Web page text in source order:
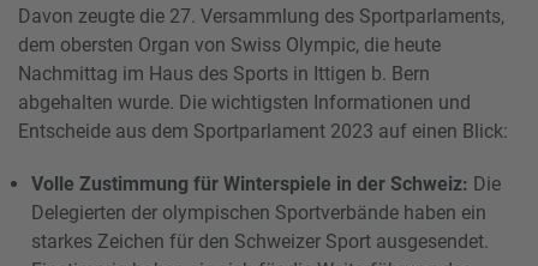
Davon zeugte die 27. Versammlung des Sportparlaments,
dem obersten Organ von Swiss Olympic, die heute
Nachmittag im Haus des Sports in Ittigen b. Bern
abgehalten wurde. Die wichtigsten Informationen und
Entscheide aus dem Sportparlament 2023 auf einen Blick:
Volle Zustimmung für Winterspiele in der Schweiz: Die
Delegierten der olympischen Sportverbände haben ein
starkes Zeichen für den Schweizer Sport ausgesendet.